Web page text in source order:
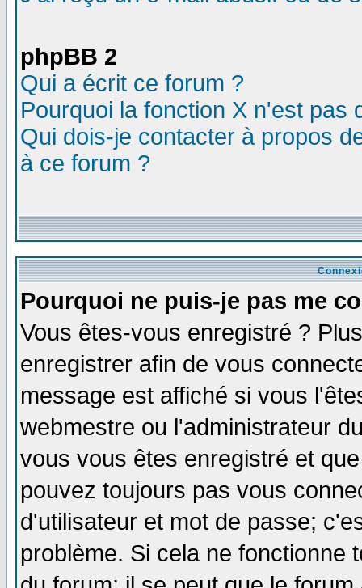
phpBB 2
Qui a écrit ce forum ?
Pourquoi la fonction X n'est pas
Qui dois-je contacter à propos
à ce forum ?
Pourquoi ne puis-je pas me
Vous êtes-vous enregistré ?
enregistrer afin de vous
message est affiché si vous
webmestre ou l'administrateur
vous vous êtes enregistré et
pouvez toujours pas vous
d'utilisateur et mot de passe;
problème. Si cela ne fonctionne